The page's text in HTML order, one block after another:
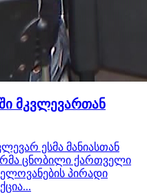
მკვლევართან
ესმა მანიასთან
ცნობილი ქართველი
პირადი